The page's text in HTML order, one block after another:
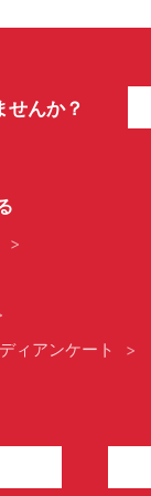
せんか？
ィアンケート